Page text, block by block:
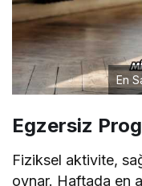
En
Egzersiz
Fiziksel aktivite,
oynar. Haftada en